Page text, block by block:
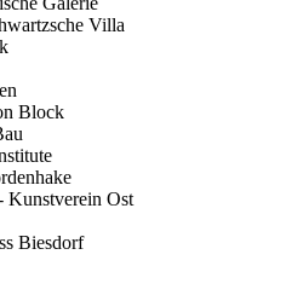
Villa
Block
Ost
Biesdorf